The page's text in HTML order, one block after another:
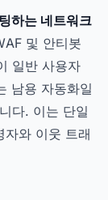
하는 네트워크
및 안티봇
일반 사용자
남용 자동화일
다. 이는 단일
자와 이웃 트래